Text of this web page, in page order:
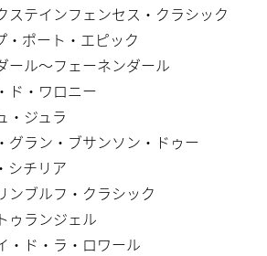
ステインフェンセス・クラシック
・ポート・エピック
ール〜フェーネンダール
ド・ワロニー
・ジュラ
グラン・ブサンソン・ドゥー
シチリア
ンブルフ・クラシック
ゥランジェル
・ド・ラ・ロワール